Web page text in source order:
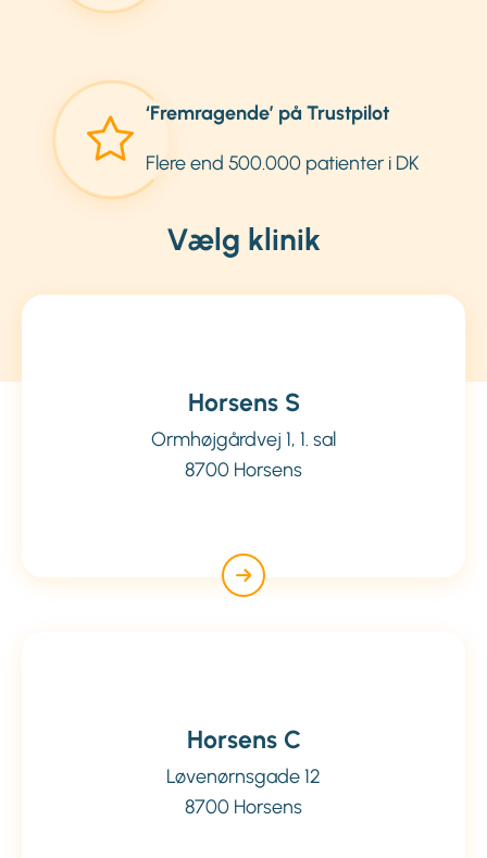
‘Fremragende’ på Trustpilot
Flere end 500.000 patienter i DK
Vælg klinik
Horsens S
Ormhøjgårdvej 1, 1. sal
8700 Horsens
Horsens C
Løvenørnsgade 12
8700 Horsens